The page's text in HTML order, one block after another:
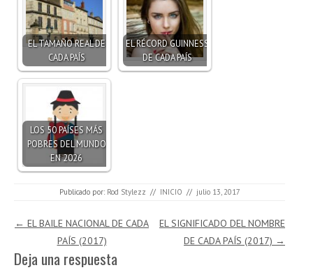
EL TAMAÑO REAL DE
CADA PAÍS
EL RÉCORD GUINNESS
DE CADA PAÍS
LOS 50 PAÍSES MÁS
POBRES DEL MUNDO
EN 2026
Publicado por: Rod Stylezz // INICIO // julio 13, 2017
Navegación de entradas
← EL BAILE NACIONAL DE CADA
PAÍS (2017)
EL SIGNIFICADO DEL NOMBRE
DE CADA PAÍS (2017) →
Deja una respuesta